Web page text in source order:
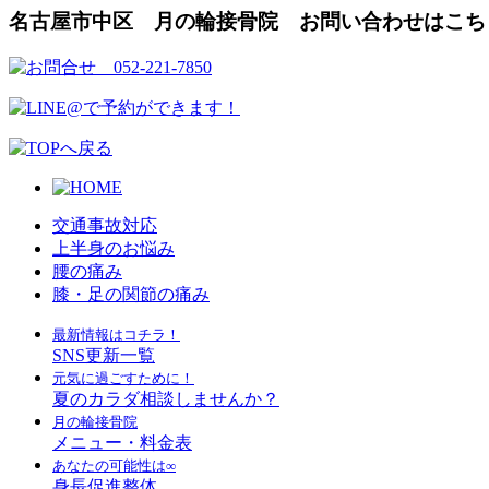
名古屋市中区 月の輪接骨院 お問い合わせはこち
交通事故対応
上半身のお悩み
腰の痛み
膝・足の関節の痛み
最新情報はコチラ！
SNS更新一覧
元気に過ごすために！
夏のカラダ相談しませんか？
月の輪接骨院
メニュー・料金表
あなたの可能性は∞